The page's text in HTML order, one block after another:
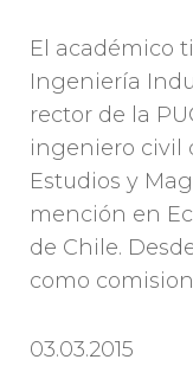
El académico
Ingeniería
rector de la
ingeniero civil
Estudios y
mención en
de Chile.
como
03.03.2015